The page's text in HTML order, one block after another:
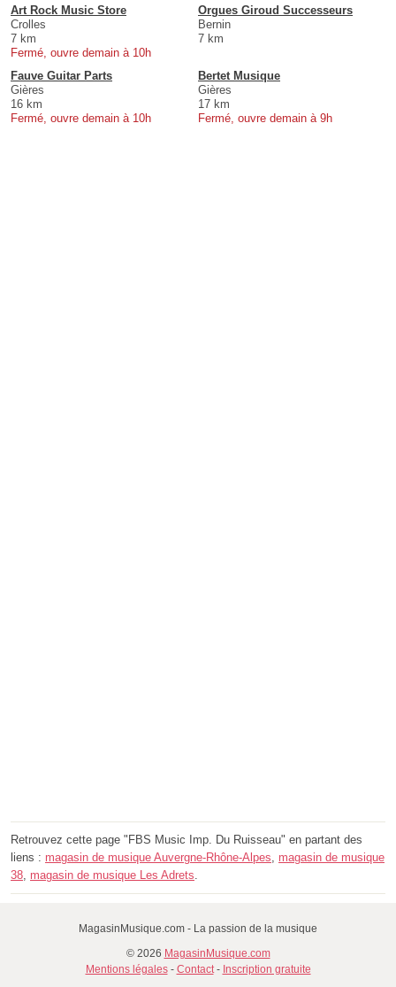
Art Rock Music Store
Crolles
7 km
Fermé, ouvre demain à 10h
Orgues Giroud Successeurs
Bernin
7 km
Fauve Guitar Parts
Gières
16 km
Fermé, ouvre demain à 10h
Bertet Musique
Gières
17 km
Fermé, ouvre demain à 9h
Retrouvez cette page "FBS Music Imp. Du Ruisseau" en partant des
liens : magasin de musique Auvergne-Rhône-Alpes
magasin de musique
38 magasin de musique Les Adrets
MagasinMusique.com - La passion de la musique
© 2026 MagasinMusique.com
Mentions légales- Contact- Inscription gratuite